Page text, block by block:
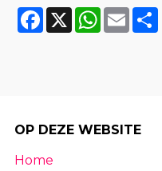
Facebook
X WhatsApp
Email
OP DEZE WEBSITE
Home